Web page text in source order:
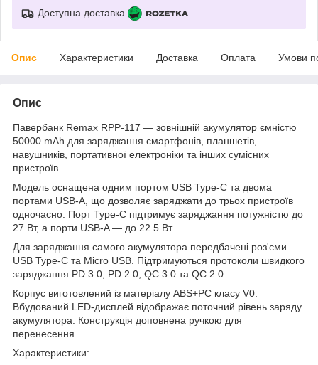
Доступна доставка
Опис Характеристики Доставка Оплата Умови
Опис
Павербанк Remax RPP-117 — зовнішній акумулятор ємністю
50000 mAh для заряджання смартфонів, планшетів,
навушників, портативної електроніки та інших сумісних
пристроїв.
Модель оснащена одним портом USB Type-C та двома
портами USB-A, що дозволяє заряджати до трьох пристроїв
одночасно. Порт Type-C підтримує заряджання потужністю до
27 Вт, а порти USB-A — до 22.5 Вт.
Для заряджання самого акумулятора передбачені роз'єми
USB Type-C та Micro USB. Підтримуються протоколи швидкого
заряджання PD 3.0, PD 2.0, QC 3.0 та QC 2.0.
Корпус виготовлений із матеріалу ABS+PC класу V0.
Вбудований LED-дисплей відображає поточний рівень заряду
акумулятора. Конструкція доповнена ручкою для
перенесення.
Характеристики: